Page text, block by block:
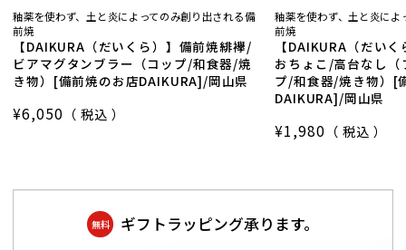
釉薬を使わず、土と炎によってのみ創り出される備
前焼
【DAIKURA（だいくら）】備前焼緋襷/
ビアマグタンブラー（コップ/和食器/焼
き物）[備前焼のお店DAIKURA]/岡山県
¥6,050 税込
釉薬を使わず、土と炎に
前焼
【DAIKURA（だい
おちょこ/高台なし
プ/和食器/焼き物）[
DAIKURA]/岡山県
¥1,980 税込
無料 ギフトラッピング承ります。